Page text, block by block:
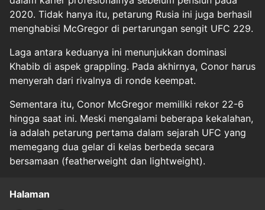
2020. Tidak hanya itu, petarung Rusia ini juga berhasil
menghabisi McGregor di pertarungan sengit UFC 229.
Laga antara keduanya ini menunjukkan dominasi
Khabib di aspek grappling. Pada akhirnya, Conor harus
menyerah dari rivalnya di ronde keempat.
Sementara itu, Conor McGregor memiliki rekor 22-6
hingga saat ini. Meski mengalami beberapa kekalahan,
ia adalah petarung pertama dalam sejarah UFC yang
memegang dua gelar di kelas berbeda secara
bersamaan (featherweight dan lightweight).
Halaman